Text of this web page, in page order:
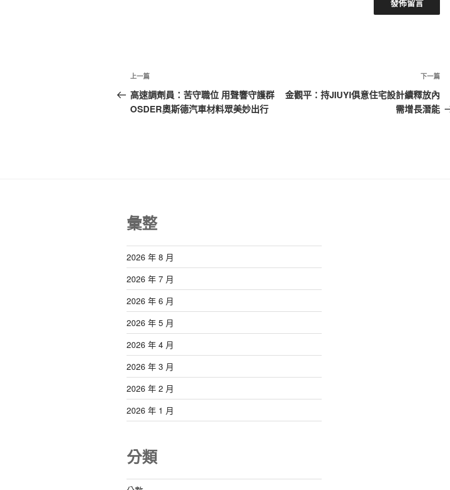
文
章
導
上
一
篇
上一篇
高速調劑員：苦守職位 用聲響守護群
OSDER奧斯德汽車材料眾美妙出行
下
篇
下一篇
金觀平：持JIUYI俱意住宅設計續釋放內
需增長潛能
彙整
2026 年 8 月
2026 年 7 月
2026 年 6 月
2026 年 5 月
2026 年 4 月
2026 年 3 月
2026 年 2 月
2026 年 1 月
分類